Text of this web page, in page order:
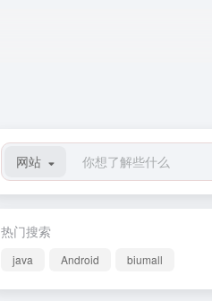
网站
热门搜索
java Android biumall